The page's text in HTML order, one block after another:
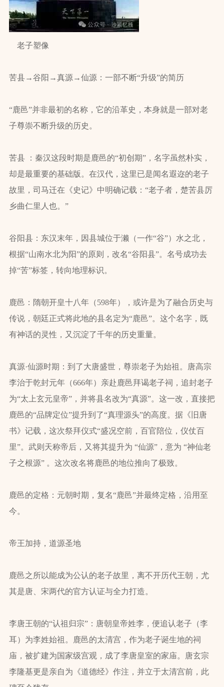
老子塑像
苦县→谷阳→真源→仙源：一部不断“升级”的简历
“鹿邑”并非最初的名称，它的沿革史，本身就是一部对老
子尊崇不断升级的历史。
苦县 ：秦汉这段时期是鹿邑的“初创期”，名字虽然朴实，
却是最重要的基础版。在汉代，这里已是闻名遐迩的老子
故里，司马迁在《史记》中明确记载：“老子者，楚苦县厉
乡曲仁里人也。”
谷阳县：东汉末年，因县城位于濑（一作“谷”）水之北，
根据“山南水北为阳”的原则，改名“谷阳县”。名号成功去
掉“苦”标签，转向地理标识。
鹿邑：隋朝开皇十八年（598年），或许是为了融合历史与
传说，朝廷正式将此地的县名定为“鹿邑”。这个名字，既
有神话的灵性，又沉淀了千年的历史重量。
真源·仙源时期：到了大唐盛世，尊崇老子为始祖。唐高宗
李治于乾封元年（666年）亲赴鹿邑拜谒老子祠，追封老子
为“太上玄元皇帝”，并将县名改为“真源”。这一改，直接把
鹿邑的“品牌定位”提升到了“真理源头”的高度。据《旧唐
书》记载，这次祭拜仪式“盛况空前，百官陪位，仪仗百
里”。武则天称帝后，又将其提升为 “仙源”，意为 “神仙老
子之根源” 。这次改名将鹿邑的地位推向了极致。
鹿邑的定格：元朝时期，复名“鹿邑”并最终定格，沿用至
今。
帝王加持，道源圣地
鹿邑之所以能成为公认的老子故里，离不开历代王朝，尤
其是唐、宋两代的官方认证与全力打造。
李唐王朝的“认祖归宗”：唐朝皇帝姓李，便追认老子（李
耳）为李姓始祖。鹿邑的太清宫，作为老子诞生地的祠
庙，被扩建为国家级宫观，成了李唐皇室的家庙。唐玄宗
李隆基更是亲自为《道德经》作注，并立于太清宫前，此